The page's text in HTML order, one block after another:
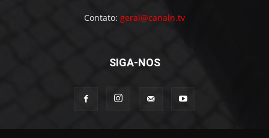
Contato: geral@canaln.tv
SIGA-NOS